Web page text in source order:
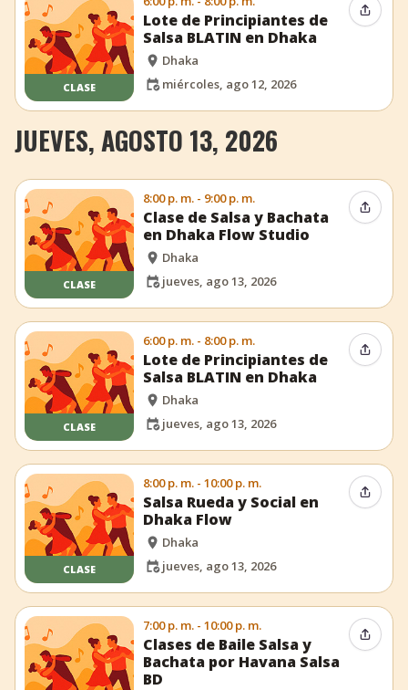
CLASE
Lote de Principiantes de
Salsa BLATIN en Dhaka
Dhaka
miércoles, ago 12, 2026
JUEVES, AGOSTO 13, 2026
CLASE
8:00 p. m. - 9:00 p. m.
Clase de Salsa y Bachata
en Dhaka Flow Studio
Dhaka
jueves, ago 13, 2026
CLASE
6:00 p. m. - 8:00 p. m.
Lote de Principiantes de
Salsa BLATIN en Dhaka
Dhaka
jueves, ago 13, 2026
CLASE
8:00 p. m. - 10:00 p. m.
Salsa Rueda y Social en
Dhaka Flow
Dhaka
jueves, ago 13, 2026
7:00 p. m. - 10:00 p. m.
Clases de Baile Salsa y
Bachata por Havana Salsa
BD